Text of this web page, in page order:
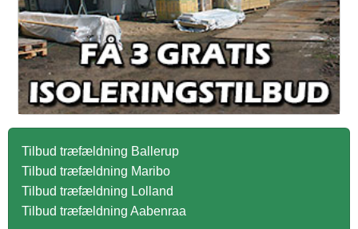
Tilbud træfældning Ballerup
Tilbud træfældning Maribo
Tilbud træfældning Lolland
Tilbud træfældning Aabenraa